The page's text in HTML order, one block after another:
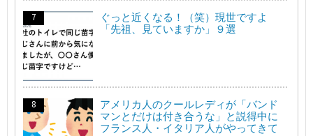
ぐっと近くなる！（笑）現世ですよ
「先祖、見ていますか」９選
アメリカ人のクールレディが「バンド
マンとだけは付き合うな」と説得中に
フランス人・イタリア人がやってきて